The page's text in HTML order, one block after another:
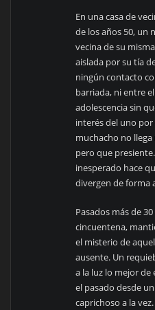
En una casa de
de los años 50, un
vecina de su
aislada por su tía
ningún contacto
barriada, ni entre
adolescencia sin
interés del uno
muchacho no
pero que
inesperado hace
divergen de forma
Pasados más de
cincuentena,
el misterio de
ausente. Un
a la luz lo mejor de
el pasado desde
caprichoso a la vez.